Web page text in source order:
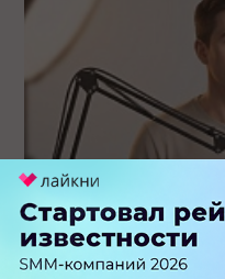
Российский рынок
стагнации после